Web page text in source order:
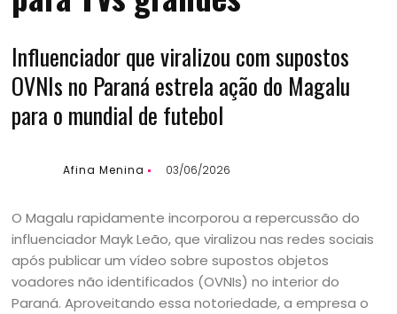
Influenciador que viralizou com supostos
OVNIs no Paraná estrela ação do Magalu
para o mundial de futebol
Afina Menina 03/06/2026
O Magalu rapidamente incorporou a repercussão do
influenciador Mayk Leão, que viralizou nas redes sociais
após publicar um vídeo sobre supostos objetos
voadores não identificados (OVNIs) no interior do
Paraná. Aproveitando essa notoriedade, a empresa o